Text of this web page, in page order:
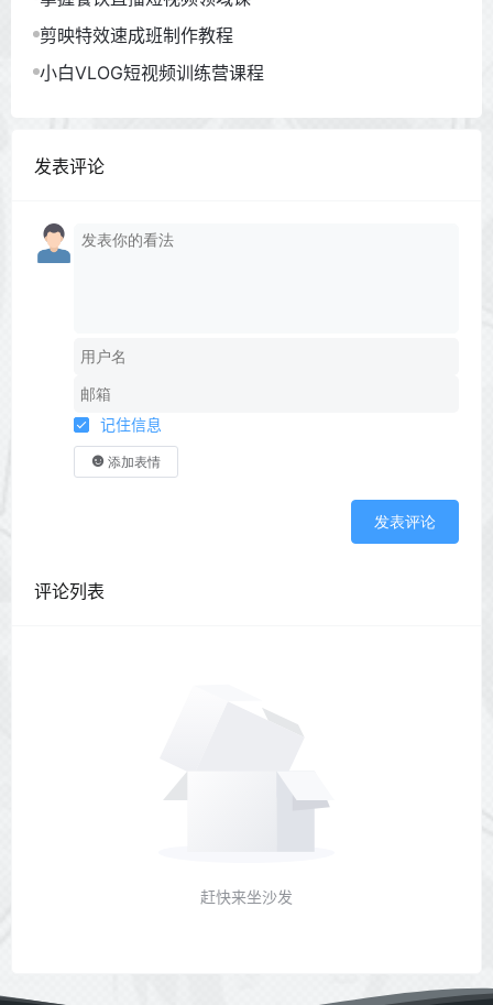
剪映特效速成班制作教程
小白VLOG短视频训练营课程
发表评论
记住信息
添加表情
发表评论
评论列表
赶快来坐沙发